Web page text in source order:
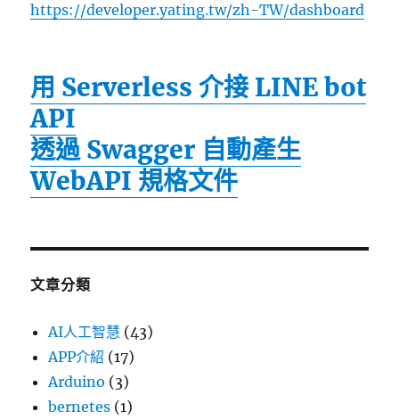
https://developer.yating.tw/zh-TW/dashboard
用 Serverless 介接 LINE bot
API
透過 Swagger 自動產生
WebAPI 規格文件
文章分類
AI人工智慧 (43)
APP介紹 (17)
Arduino (3)
bernetes (1)